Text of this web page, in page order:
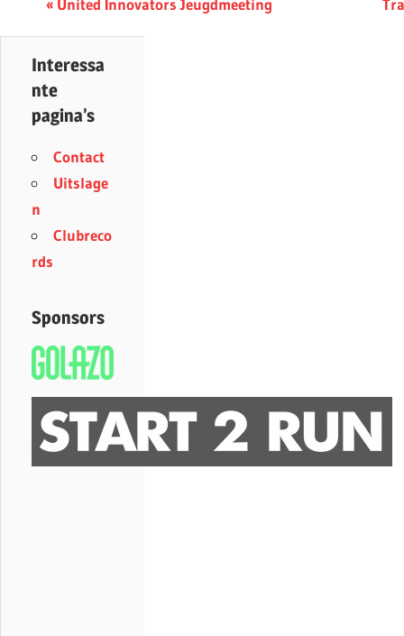
Berichtnavigatie
United Innovators Jeugdmeeting
Interessa
nte
pagina’s
Contact
Uitslage
n
Clubreco
rds
Sponsors